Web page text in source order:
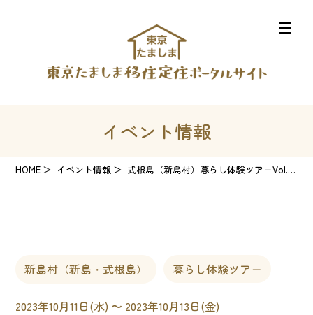
イベント情報
HOME イベント情報 式根島（新島村）暮らし体験ツアーVol.1 ～ワ―ケーション体験～
新島村（新島・式根島） 暮らし体験ツアー
2023年10月11日(水) 〜 2023年10月13日(金)